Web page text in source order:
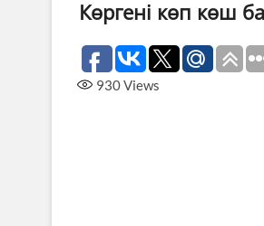
Көргені көп көш
930Views